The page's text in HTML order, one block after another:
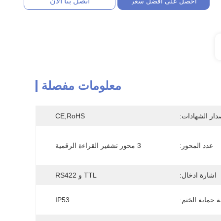
معلومات مفصلة
الشهادات: CE,RoHS
عدد المحور: 3 محور تشفير القراءة الرقمية
اشارة ادخال: TTL و RS422
حماية الختم: IP53